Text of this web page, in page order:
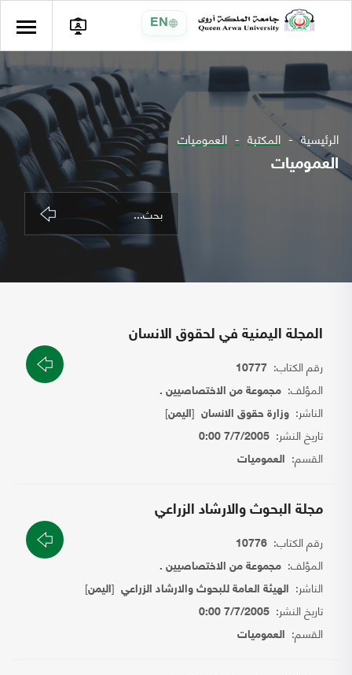
EN
الرئيسية المكتبة العموميات
العموميات
المجلة اليمنية في لحقوق الانسان
رقم الكتاب: 10777
المؤلف: مجموعة من الاختصاصيين .
الناشر: وزارة حقوق الانسان [اليمن]
تاريخ النشر: 7/7/2005 0:00
القسم: العموميات
مجلة البحوث والارشاد الزراعي
رقم الكتاب: 10776
المؤلف: مجموعة من الاختصاصيين .
الناشر: الهيئة العامة للبحوث والارشاد الزراعي [اليمن]
تاريخ النشر: 7/7/2005 0:00
القسم: العموميات